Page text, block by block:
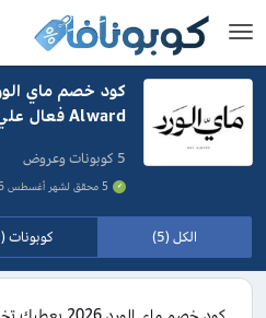
Alward فعال علي كل منتجات العناية
5 كوبونات وعروض
5 محقق لشهر أغسطس 2026
الكل (5) كوبونات (5)